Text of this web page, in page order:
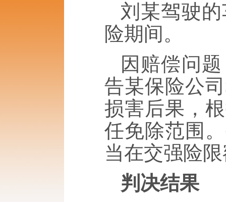
刘某驾驶
险期间。
因赔偿问
告某保险公
损害后果，
任免除范围
当在交强险
判决结果